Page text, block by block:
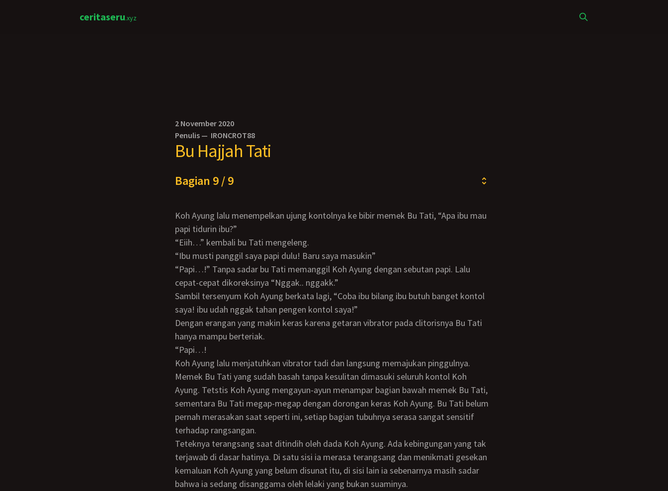
ceritaseru.xyz
2 November 2020
Penulis — IRONCROT88
Bu Hajjah Tati
Bagian 9 / 9
Koh Ayung lalu menempelkan ujung kontolnya ke bibir memek Bu Tati, “Apa ibu mau
papi tidurin ibu?”
“Eiih…” kembali bu Tati mengeleng.
“Ibu musti panggil saya papi dulu! Baru saya masukin”
“Papi…!” Tanpa sadar bu Tati memanggil Koh Ayung dengan sebutan papi. Lalu
cepat-cepat dikoreksinya “Nggak.. nggakk.”
Sambil tersenyum Koh Ayung berkata lagi, “Coba ibu bilang ibu butuh banget kontol
saya! ibu udah nggak tahan pengen kontol saya!”
Dengan erangan yang makin keras karena getaran vibrator pada clitorisnya Bu Tati
hanya mampu berteriak.
“Papi…!
Koh Ayung lalu menjatuhkan vibrator tadi dan langsung memajukan pinggulnya.
Memek Bu Tati yang sudah basah tanpa kesulitan dimasuki seluruh kontol Koh
Ayung. Tetstis Koh Ayung mengayun-ayun menampar bagian bawah memek Bu Tati,
sementara Bu Tati megap-megap dengan dorongan keras Koh Ayung. Bu Tati belum
pernah merasakan saat seperti ini, setiap bagian tubuhnya serasa sangat sensitif
terhadap rangsangan.
Teteknya terangsang saat ditindih oleh dada Koh Ayung. Ada kebingungan yang tak
terjawab di dasar hatinya. Di satu sisi ia merasa terangsang dan menikmati gesekan
kemaluan Koh Ayung yang belum disunat itu, di sisi lain ia sebenarnya masih sadar
bahwa ia sedang disanggama oleh lelaki yang bukan suaminya.